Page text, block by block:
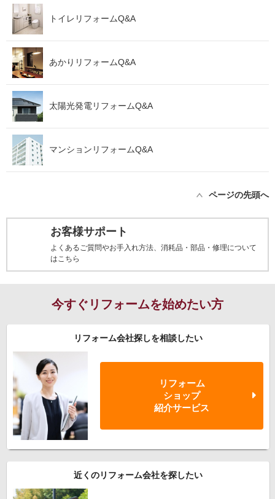
トイレリフォームQ&A
あかりリフォームQ&A
太陽光発電リフォームQ&A
マンションリフォームQ&A
ページの先頭へ
お客様サポート
よくあるご質問やお手入れ方法、消耗品・部品・修理について
はこちら
今すぐリフォームを始めたい方
リフォーム会社探しを相談したい
リフォーム
ショップ
紹介サービス
近くのリフォーム会社を探したい